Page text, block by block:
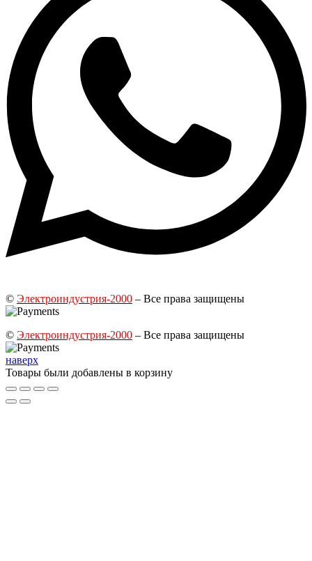
© Электроиндустрия-2000 – Все права защищены
© Электроиндустрия-2000 – Все права защищены
наверх
Товары были добавлены в корзину